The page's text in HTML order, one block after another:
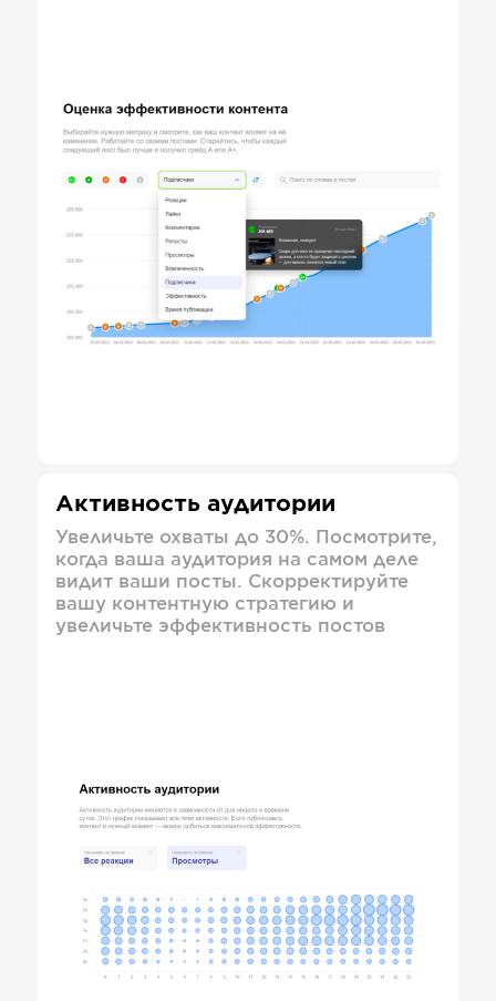
Активность аудитории
Увеличьте охваты до 30%. Посмотрите,
когда ваша аудитория на самом деле
видит ваши посты. Скорректируйте
вашу контентную стратегию и
увеличьте эффективность постов